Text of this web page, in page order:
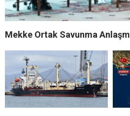
Mekke Ortak Savunma